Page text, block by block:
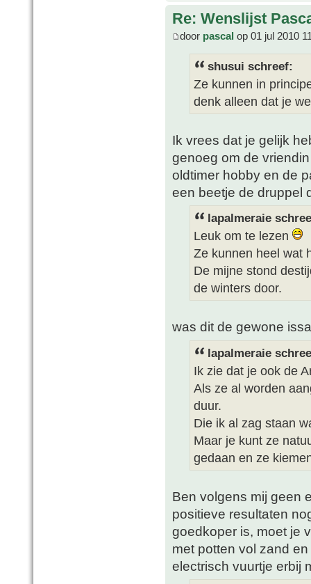
Re: Wenslijst
door pascal op 01 jul 2010
shusui schreef:
Ze kunnen in
denk alleen dat je
Ik vrees dat je gelijk
genoeg om de
oldtimer hobby en de
een beetje de druppel
lapalmeraie
Leuk om te lezen
Ze kunnen heel wat
De mijne stond
de winters door.
was dit de gewone
lapalmeraie
Ik zie dat je ook de
Als ze al worden
duur.
Die ik al zag staan
Maar je kunt ze
gedaan en ze
Ben volgens mij geen
positieve resultaten
goedkoper is, moet je
met potten vol zand
electrisch vuurtje erbij